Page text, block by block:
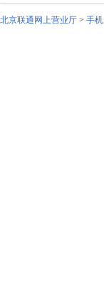
北京联通网上营业厅 > 手机